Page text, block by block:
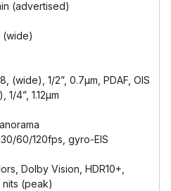
(advertised)
(wide)
(wide), 1/2”, 0.7µm, PDAF, OIS
4”, 1.12µm
60/120fps, gyro-EIS
Dolby Vision, HDR10+,
nits (peak)